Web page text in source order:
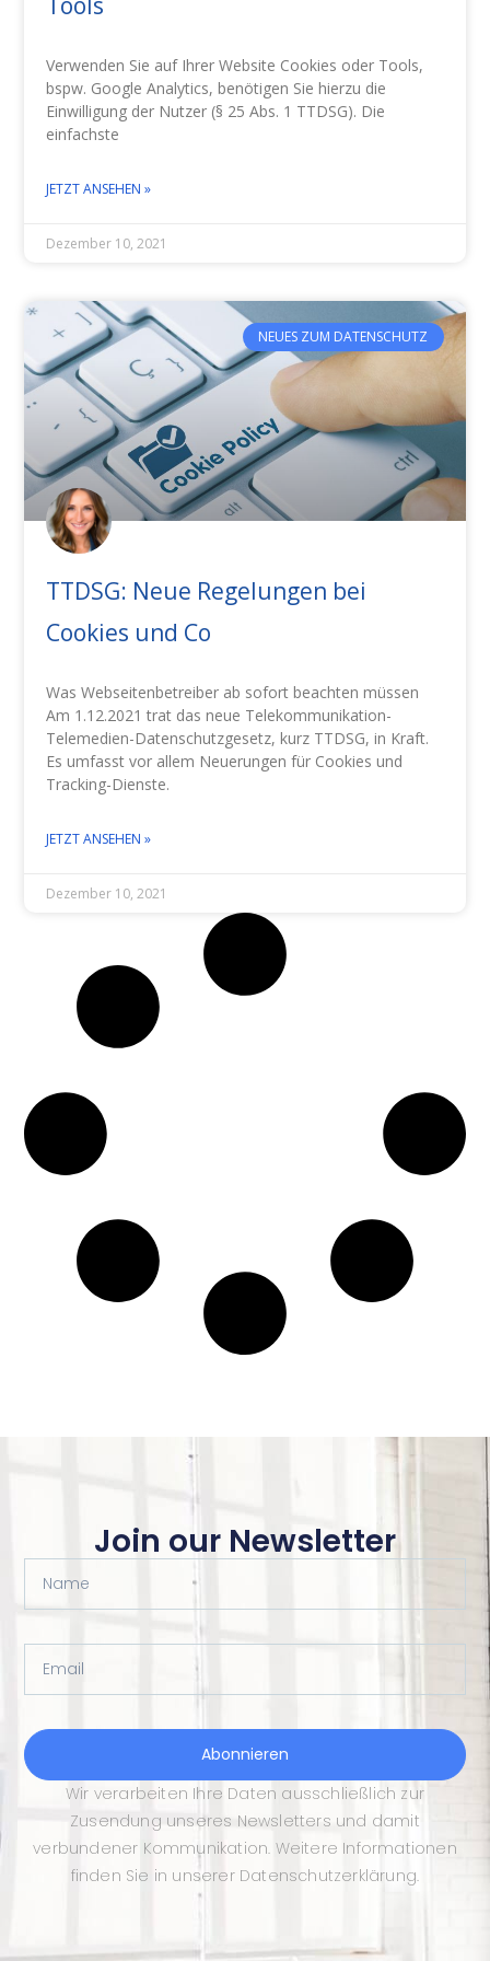
Verwenden Sie auf Ihrer Website Cookies oder Tools,
bspw. Google Analytics, benötigen Sie hierzu die
Einwilligung der Nutzer (§ 25 Abs. 1 TTDSG). Die
einfachste
JETZT ANSEHEN »
Dezember 10, 2021
NEUES ZUM DATENSCHUTZ
TTDSG: Neue Regelungen bei
Cookies und Co
Was Webseitenbetreiber ab sofort beachten müssen
Am 1.12.2021 trat das neue Telekommunikation-
Telemedien-Datenschutzgesetz, kurz TTDSG, in Kraft.
Es umfasst vor allem Neuerungen für Cookies und
Tracking-Dienste.
JETZT ANSEHEN »
Dezember 10, 2021
Join our Newsletter
Abonnieren
Wir verarbeiten Ihre Daten ausschließlich zur
Zusendung unseres Newsletters und damit
verbundener Kommunikation. Weitere Informationen
finden Sie in unserer Datenschutzerklärung.